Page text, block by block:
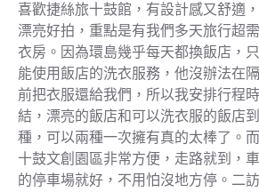
喜歡捷絲旅十鼓館，有設計感又舒適
漂亮好拍，重點是有我們多天旅行超
衣房。因為環島幾乎每天都換飯店，
能使用飯店的洗衣服務，他沒辦法在隔
前把衣服還給我們，所以我安排行程
結，漂亮的飯店和可以洗衣服的飯店
種，可以兩種一次擁有真的太棒了。
十鼓文創園區非常方便，走路就到，
的停車場就好，不用怕沒地方停。二